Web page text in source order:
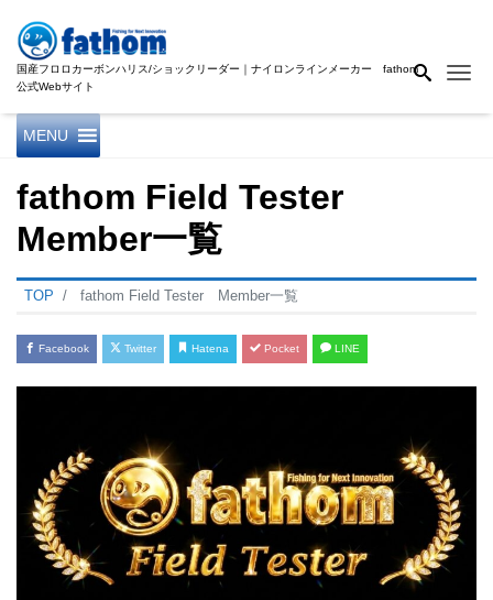
国産フロロカーボンハリス/ショックリーダー｜ナイロンラインメーカー fathom
公式Webサイト
MENU
fathom Field Tester
Member一覧
TOP fathom Field Tester Member一覧
Facebook Twitter Hatena Pocket LINE